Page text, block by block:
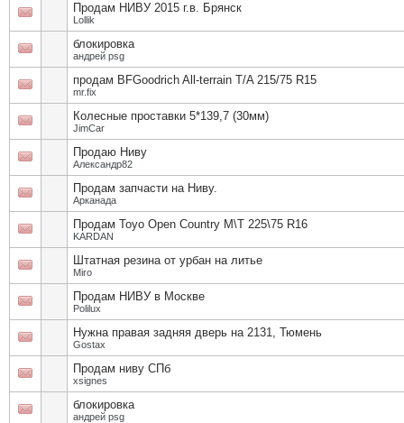
Продам НИВУ 2015 г.в. Брянск
Lollik
блокировка
андрей psg
продам BFGoodrich All-terrain T/A 215/75 R15
mr.fix
Колесные проставки 5*139,7 (30мм)
JimCar
Продаю Ниву
Александр82
Продам запчасти на Ниву.
Арканада
Продам Toyo Open Country M\T 225\75 R16
KARDAN
Штатная резина от урбан на литье
Miro
Продам НИВУ в Москве
Polilux
Нужна правая задняя дверь на 2131, Тюмень
Gostax
Продам ниву СПб
xsignes
блокировка
андрей psg